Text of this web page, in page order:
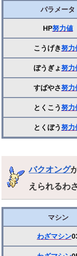
パラメータ
HP努力値
こうげき努力
ぼうぎょ努力
すばやさ努力
とくこう努力
とくぼう努力
バクオング
えられるわ
マシン
わざマシン